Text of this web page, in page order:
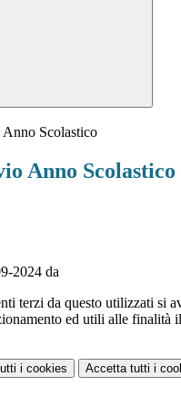
Scolastico
Anno Scolastico
2024 da
terzi da questo utilizzati si
ed utili alle finalità
i cookies Accetta tutti i